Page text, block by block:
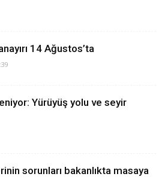
14 Ağustos’ta
Yürüyüş yolu ve seyir
sorunları bakanlıkta masaya